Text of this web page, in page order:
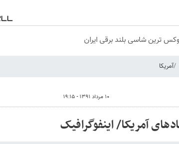
آمریکا
۱۰ مرداد ۱۳۹۱ - ۱۹:۱۵
آمریکا/ اینفوگرافیک